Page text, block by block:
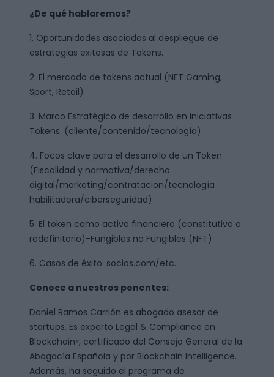
¿De qué hablaremos?
1. Oportunidades asociadas al despliegue de
estrategias exitosas de Tokens.
2. El mercado de tokens actual (NFT Gaming,
Sport, Retail)
3. Marco Estratégico de desarrollo en iniciativas
Tokens. (cliente/contenido/tecnología)
4. Focos clave para el desarrollo de un Token
(Fiscalidad y normativa/derecho
digital/marketing/contratacion/tecnología
habilitadora/ciberseguridad)
5. El token como activo financiero (constitutivo o
redefinitorio)-Fungibles no Fungibles (NFT)
6. Casos de éxito: socios.com/etc.
Conoce a nuestros ponentes:
Daniel Ramos Carrión es abogado asesor de
startups. Es experto Legal & Compliance en
Blockchain«, certificado del Consejo General de la
Abogacía Española y por Blockchain Intelligence.
Además, ha seguido el programa de